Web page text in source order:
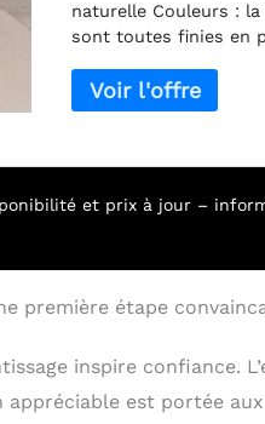
naturelle Couleurs :
sont toutes finies en
également de pieds
en option pour éviter
conçus pour aider
enfant sans
et prix à jour –
première étape
inspire confiance.
appréciable est portée